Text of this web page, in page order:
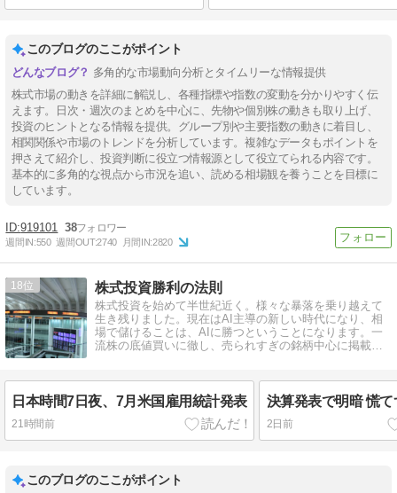
このブログのここがポイント
多角的な市場動向分析とタイムリーな情報提供
株式市場の動きを詳細に解説し、各種指標や指数の変動を分かりやすく伝
えます。日次・週次のまとめを中心に、先物や個別株の動きも取り上げ、
投資のヒントとなる情報を提供。グループ別や主要指数の動きに着目し、
相関関係や市場のトレンドを分析しています。複雑なデータもポイントを
押さえて紹介し、投資判断に役立つ情報源として役立てられる内容です。
基本的に多角的な視点から市況を追い、読める相場観を養うことを目標に
しています。
919101 38
週間IN:550 週間OUT:2740 月間IN:2820
18 株式投資勝利の法則
株式投資を始めて半世紀近く。様々な暴落を乗り越えて
生き残りました。現在はAI主導の新しい時代になり、相
場で儲けることは、AIに勝つということになります。一
流株の底値買いに徹し、売られすぎの銘柄中心に掲載し
日本時間7日夜、7月米国雇用統計発表
21時間前
決算発表で明暗 慌
2日前
このブログのここがポイント